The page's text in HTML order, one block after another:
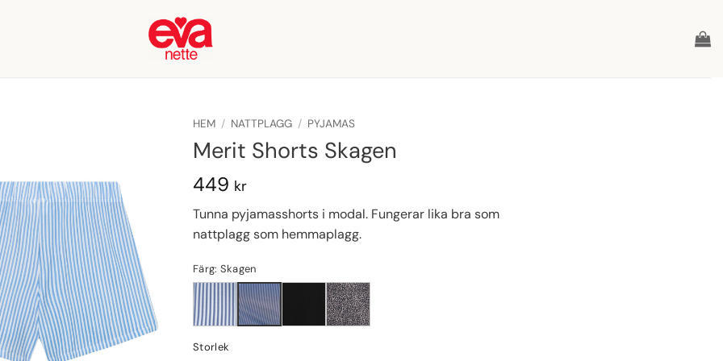
HEM / NATTPLAGG / PYJAMAS
Merit Shorts Skagen
449 kr
Tunna pyjamasshorts i modal. Fungerar lika bra som
nattplagg som hemmaplagg.
Färg: Skagen
Storlek